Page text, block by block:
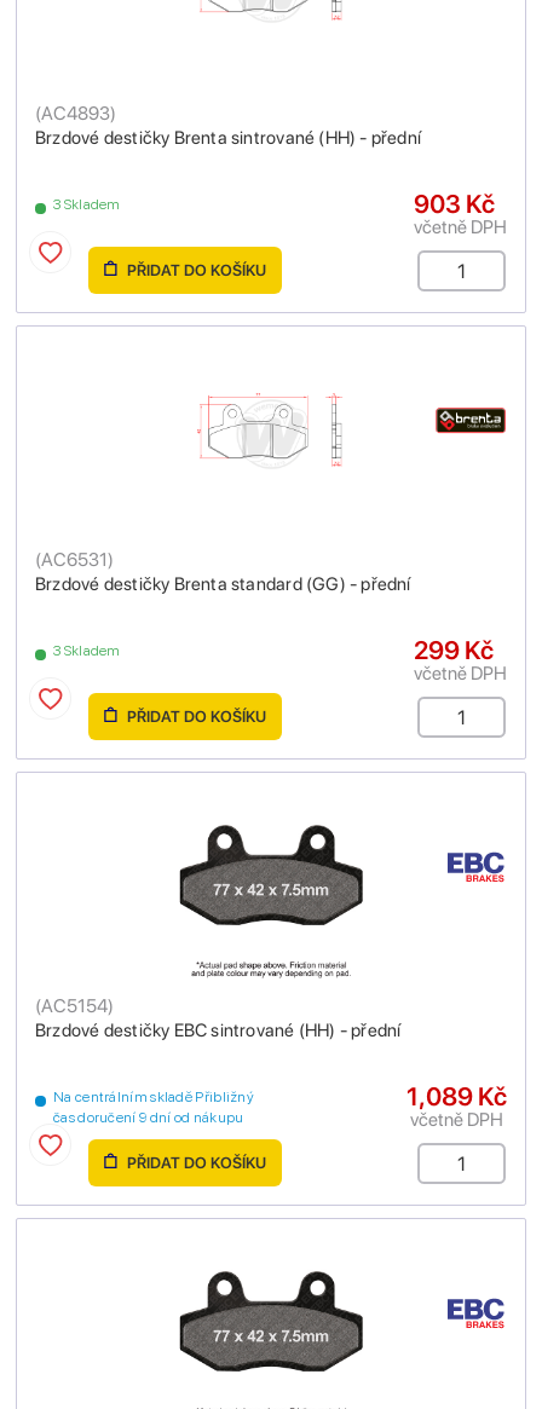
Brzdové destičky Brenta sintrované (HH) - přední
(AC4893)
3 Skladem 903 Kč
včetně DPH
PŘIDAT DO KOŠÍKU
Brzdové destičky Brenta standard (GG) - přední
(AC6531)
3 Skladem 299 Kč
včetně DPH
PŘIDAT DO KOŠÍKU
Brzdové destičky EBC sintrované (HH) - přední
(AC5154)
Na centrálním skladě Přibližný
čas doručení 9 dní od nákupu
1,089 Kč
včetně DPH
PŘIDAT DO KOŠÍKU